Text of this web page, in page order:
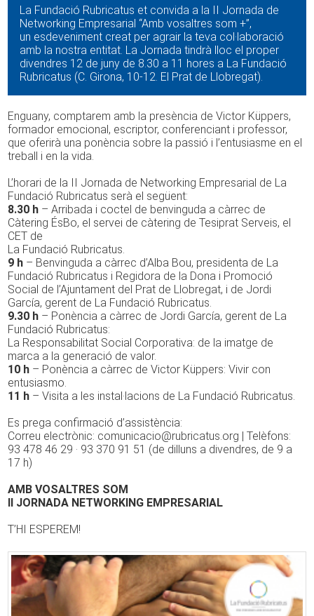
La Fundació Rubricatus et convida a la II Jornada de
Networking Empresarial “Amb vosaltres som +”,
un esdeveniment creat per agrair la teva col·laboració
amb la nostra entitat. La Jornada tindrà lloc el proper
divendres 12 de juny de 8.30 a 11 hores a La Fundació
Rubricatus (C. Girona, 10-12. El Prat de Llobregat).
Enguany, comptarem amb la presència de Victor Küppers,
formador emocional, escriptor, conferenciant i professor,
que oferirà una ponència sobre la passió i l’entusiasme en el
treball i en la vida.
L’horari de la II Jornada de Networking Empresarial de La
Fundació Rubricatus serà el següent:
8.30 h – Arribada i coctel de benvinguda a càrrec de
Càtering ÉsBo, el servei de càtering de Tesiprat Serveis, el
CET de
La Fundació Rubricatus.
9 h – Benvinguda a càrrec d’Alba Bou, presidenta de La
Fundació Rubricatus i Regidora de la Dona i Promoció
Social de l’Ajuntament del Prat de Llobregat, i de Jordi
García, gerent de La Fundació Rubricatus.
9.30 h – Ponència a càrrec de Jordi García, gerent de La
Fundació Rubricatus:
La Responsabilitat Social Corporativa: de la imatge de
marca a la generació de valor.
10 h – Ponència a càrrec de Victor Küppers: Vivir con
entusiasmo.
11 h – Visita a les instal·lacions de La Fundació Rubricatus.
Es prega confirmació d’assistència:
Correu electrònic: comunicacio@rubricatus.org | Telèfons:
93 478 46 29 · 93 370 91 51 (de dilluns a divendres, de 9 a
17 h)
AMB VOSALTRES SOM
II JORNADA NETWORKING EMPRESARIAL
T’HI ESPEREM!